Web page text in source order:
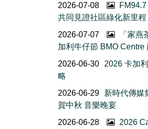
2026-07-08
共同見證社區綠化新里程
2026-07-07
「家燕
加利牛仔節 BMO Centre
2026-06-30
2026 卡加
略
2026-06-29
新時代傳媒
賀中秋 音樂晚宴
2026-06-28
2026